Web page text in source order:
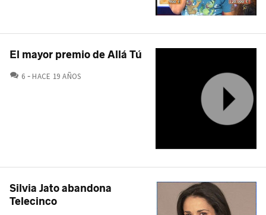
El mayor premio de Allá Tú
6 COMENTARIOS
HACE 19 AÑOS
Silvia Jato abandona
Telecinco